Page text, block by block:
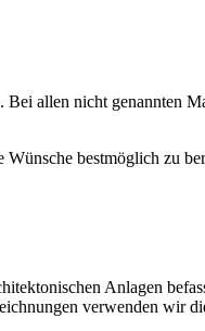
allen nicht genannten
bestmöglich zu
Anlagen
verwenden wir